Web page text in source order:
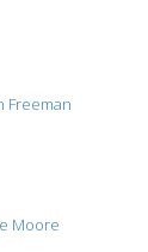
Freeman
Moore